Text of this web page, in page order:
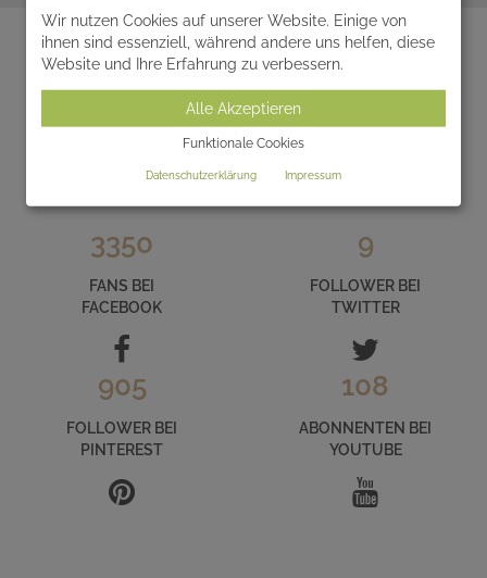
LERNEN SIE SERAFINUM IM INTERNET
KENNEN
und folgen Sie uns auf unseren zahlreichen Social Media
3350
FANS BEI
FACEBOOK
9
FOLLOWER BEI
TWITTER
905
FOLLOWER BEI
PINTEREST
108
ABONNENTEN BEI
YOUTUBE
Wir nutzen Cookies auf unserer Website. Einige von
ihnen sind essenziell, während andere uns helfen, diese
Website und Ihre Erfahrung zu verbessern.
Alle Akzeptieren
Funktionale Cookies
Datenschutzerklärung Impressum